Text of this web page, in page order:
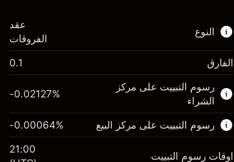
النوع
هذا السوق المالي متاح للتداول من خلال عقود
الفروقات.
اعرف المزيد عن:
عقود الفروقات
عقد
الفروقات
الفارق 0.1
رسوم التبييت على مركز
الشراء
-0.02127%
رسوم التبييت على مركز البيع -0.00064%
اوقات رسوم التبييت
21:00